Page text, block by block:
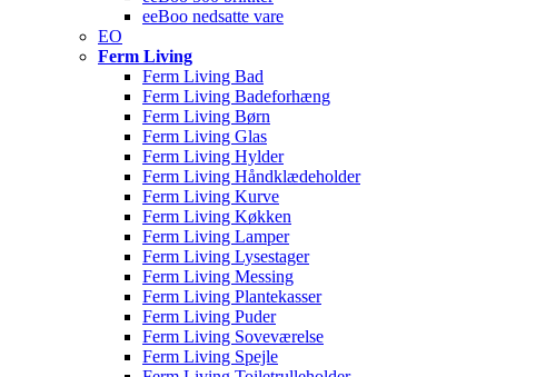
eeBoo nedsatte vare
EO
Ferm Living
Ferm Living Bad
Ferm Living Badeforhæng
Ferm Living Børn
Ferm Living Glas
Ferm Living Hylder
Ferm Living Håndklædeholder
Ferm Living Kurve
Ferm Living Køkken
Ferm Living Lamper
Ferm Living Lysestager
Ferm Living Messing
Ferm Living Plantekasser
Ferm Living Puder
Ferm Living Soveværelse
Ferm Living Spejle